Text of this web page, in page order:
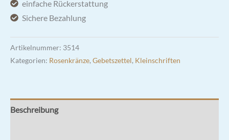
einfache Rückerstattung
Sichere Bezahlung
Artikelnummer: 3514
Kategorien: Rosenkränze, Gebetszettel, Kleinschriften
Beschreibung